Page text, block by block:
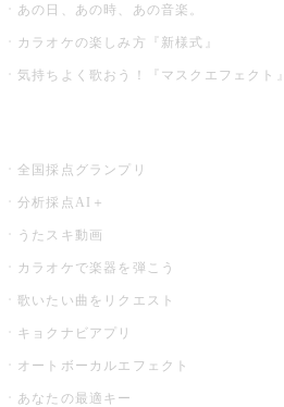
あの日、あの時、あの音楽。
カラオケの楽しみ方『新様式』
気持ちよく歌おう！『マスクエフェクト』
全国採点グランプリ
分析採点AI＋
うたスキ動画
カラオケで楽器を弾こう
歌いたい曲をリクエスト
キョクナビアプリ
オートボーカルエフェクト
あなたの最適キー